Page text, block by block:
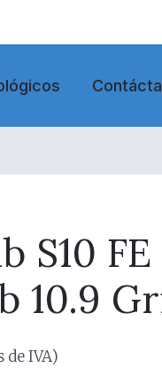
S10
10.9
de IVA)